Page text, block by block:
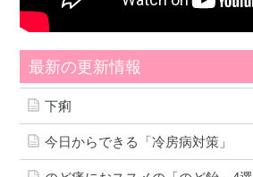
最新の更新情報
下痢
今日からできる「冷房病対策」